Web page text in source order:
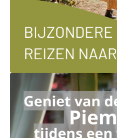
Ga naar externe link: